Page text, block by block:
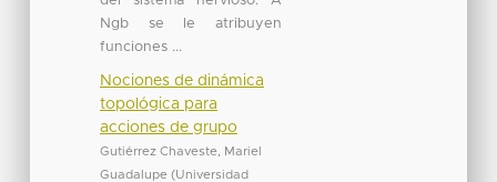
Ngb se le atribuyen
funciones ...
Nociones de dinámica
topológica para
acciones de grupo
Gutiérrez Chaveste, Mariel
Guadalupe (Universidad